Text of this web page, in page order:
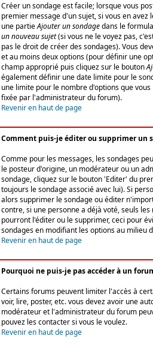
Créer un sondage est facile; lorsque vous
premier message d'un sujet, si vous en
une partieAjouter un sondagedans le
un nouveau sujet(si vous ne le voyez pas,
pas le droit de créer des sondages). Vous
et au moins deux options (pour définir une
champ approprié puis cliquez sur le bouton
également définir une date limite pour le
une limite pour le nombre d'options que
fixée par l'administrateur du forum).
Revenir en haut de page
Comment puis-je éditer ou supprimer un
Comme pour les messages, les sondages
le posteur d'origine, un modérateur ou un
sondage, cliquez sur le bouton 'Editer' du
toujours le sondage associé avec lui). Si
alors supprimer le sondage ou éditer
contre, si une personne a déjà voté, seuls
pourront l'éditer ou le supprimer, ceci pour
sondages en modifiant les options au milieu
Revenir en haut de page
Pourquoi ne puis-je pas accéder à un
Certains forums peuvent limiter l'accès à
voir, lire, poster, etc. vous devez avoir une
modérateur et l'administrateur du forum
pouvez les contacter si vous le voulez.
Revenir en haut de page